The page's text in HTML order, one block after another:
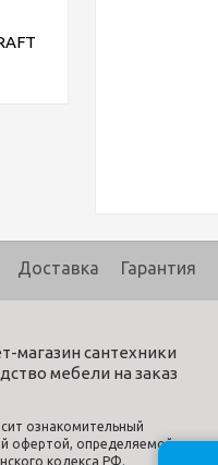
Доставка Гарантия
магазин сантехники
мебели на заказ
ознакомительный
офертой, определяемой
кодекса РФ.